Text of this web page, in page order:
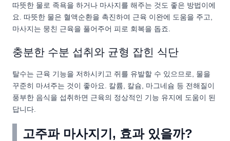
따뜻한 물로 족욕을 하거나 마사지를 해주는 것도 좋은 방법이에
요. 따뜻한 물은 혈액순환을 촉진하여 근육 이완에 도움을 주고,
마사지는 뭉친 근육을 풀어주어 피로 회복을 돕죠.
충분한 수분 섭취와 균형 잡힌 식단
탈수는 근육 기능을 저하시키고 쥐를 유발할 수 있으므로, 물을
꾸준히 마셔주는 것이 좋아요. 칼륨, 칼슘, 마그네슘 등 전해질이
풍부한 음식을 섭취하면 근육의 정상적인 기능 유지에 도움이 된
답니다.
고주파 마사지기, 효과 있을까?